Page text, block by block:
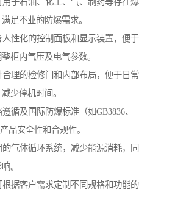
于石油、化工、气、制药等存在爆
足不业的防爆需求。
性化的控制面板和显示装置，便于
柜内气压及电气参数。
理的检修门和内部布局，便于日常
少停机时间。
循及国际防爆标准（如GB3836、
品安全性和合规性。
气体循环系统，减少能源消耗，同
。
据客户需求定制不同规格和功能的